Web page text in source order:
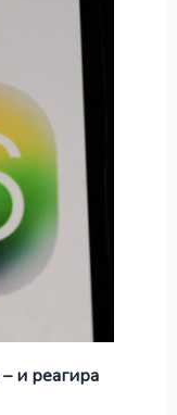
и реагира